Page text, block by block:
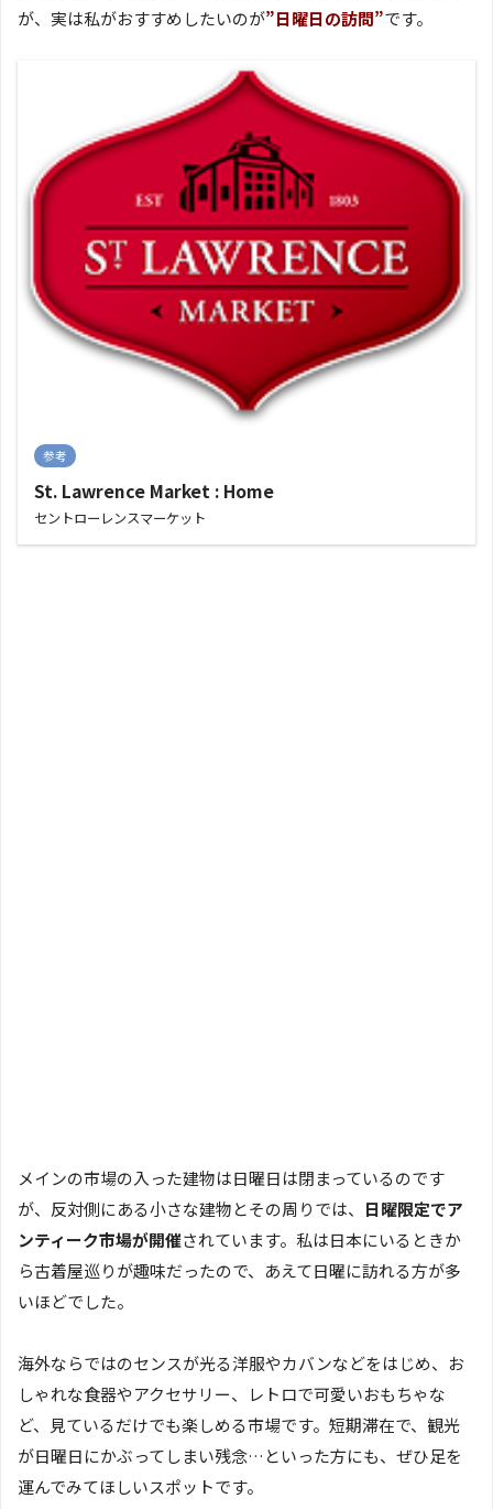
が、実は私がおすすめしたいのが”日曜日の訪問”です。
参考
St. Lawrence Market : Home
セントローレンスマーケット
メインの市場の入った建物は日曜日は閉まっているのです
が、反対側にある小さな建物とその周りでは、 日曜限定でア
ンティーク市場が開催されています。私は日本にいるときか
ら古着屋巡りが趣味だったので、あえて日曜に訪れる方が多
いほどでした。
海外ならではのセンスが光る洋服やカバンなどをはじめ、お
しゃれな食器やアクセサリー、レトロで可愛いおもちゃな
ど、見ているだけでも楽しめる市場です。短期滞在で、観光
が日曜日にかぶってしまい残念…といった方にも、ぜひ足を
運んでみてほしいスポットです。